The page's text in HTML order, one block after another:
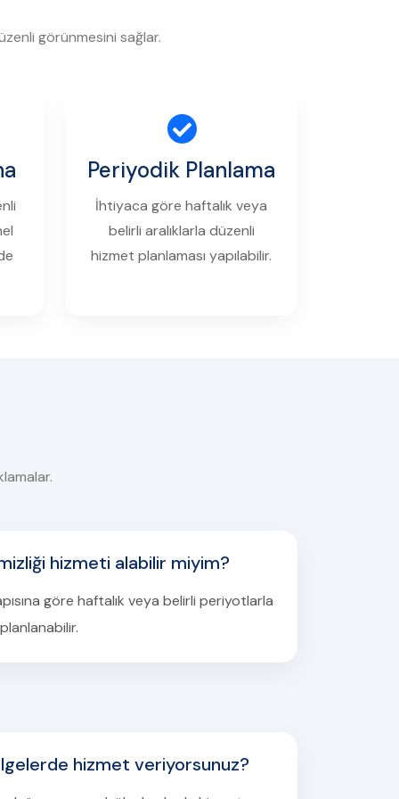
görünmesini sağlar.
Periyodik Planlama
İhtiyaca göre haftalık veya
belirli aralıklarla düzenli
hizmet planlaması yapılabilir.
hizmeti alabilir miyim?
göre haftalık veya belirli periyotlarla
hizmet veriyorsunuz?